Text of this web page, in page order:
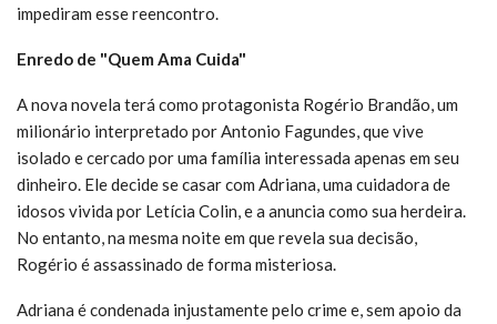
impediram esse reencontro.
Enredo de "Quem Ama Cuida"
A nova novela terá como protagonista Rogério Brandão, um
milionário interpretado por Antonio Fagundes, que vive
isolado e cercado por uma família interessada apenas em seu
dinheiro. Ele decide se casar com Adriana, uma cuidadora de
idosos vivida por Letícia Colin, e a anuncia como sua herdeira.
No entanto, na mesma noite em que revela sua decisão,
Rogério é assassinado de forma misteriosa.
Adriana é condenada injustamente pelo crime e, sem apoio da